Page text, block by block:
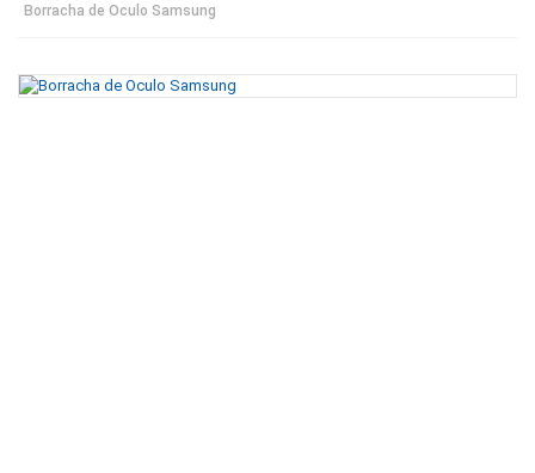
Borracha de Oculo Samsung